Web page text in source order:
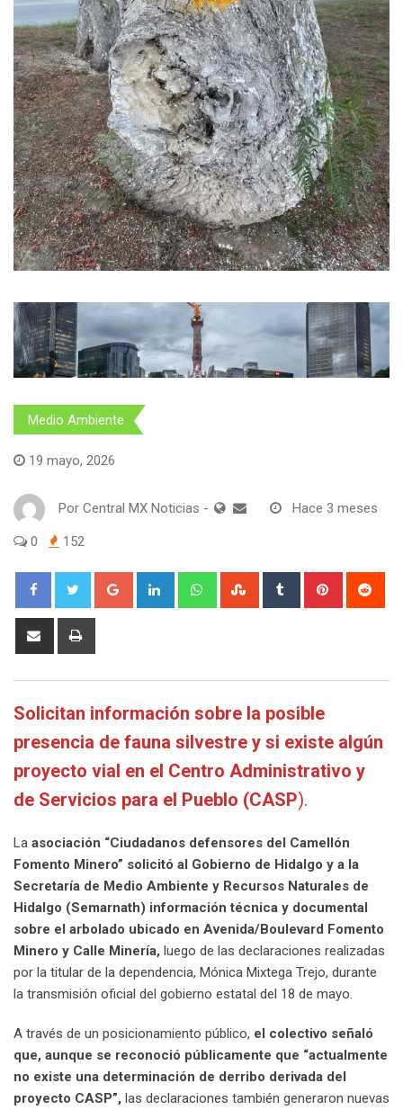
Medio Ambiente
19 mayo, 2026
Por Central MX Noticias - Hace 3 meses
0 152
Google+ LinkedIn WhatsappStumbleUpon
Tumblr Pinterest
Share
Solicitan información sobre la posible
presencia de fauna silvestre y si existe algún
proyecto vial en el Centro Administrativo y
de Servicios para el Pueblo (CASP).
La asociación “Ciudadanos defensores del Camellón
Fomento Minero” solicitó al Gobierno de Hidalgo y a la
Secretaría de Medio Ambiente y Recursos Naturales de
Hidalgo (Semarnath) información técnica y documental
sobre el arbolado ubicado en Avenida/Boulevard Fomento
Minero y Calle Minería, luego de las declaraciones realizadas
por la titular de la dependencia, Mónica Mixtega Trejo, durante
la transmisión oficial del gobierno estatal del 18 de mayo.
A través de un posicionamiento público, el colectivo señaló
que, aunque se reconoció públicamente que “actualmente
no existe una determinación de derribo derivada del
proyecto CASP”, las declaraciones también generaron nuevas